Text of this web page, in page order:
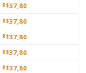
R$37,80
R$37,80
R$37,80
R$37,80
R$37,80